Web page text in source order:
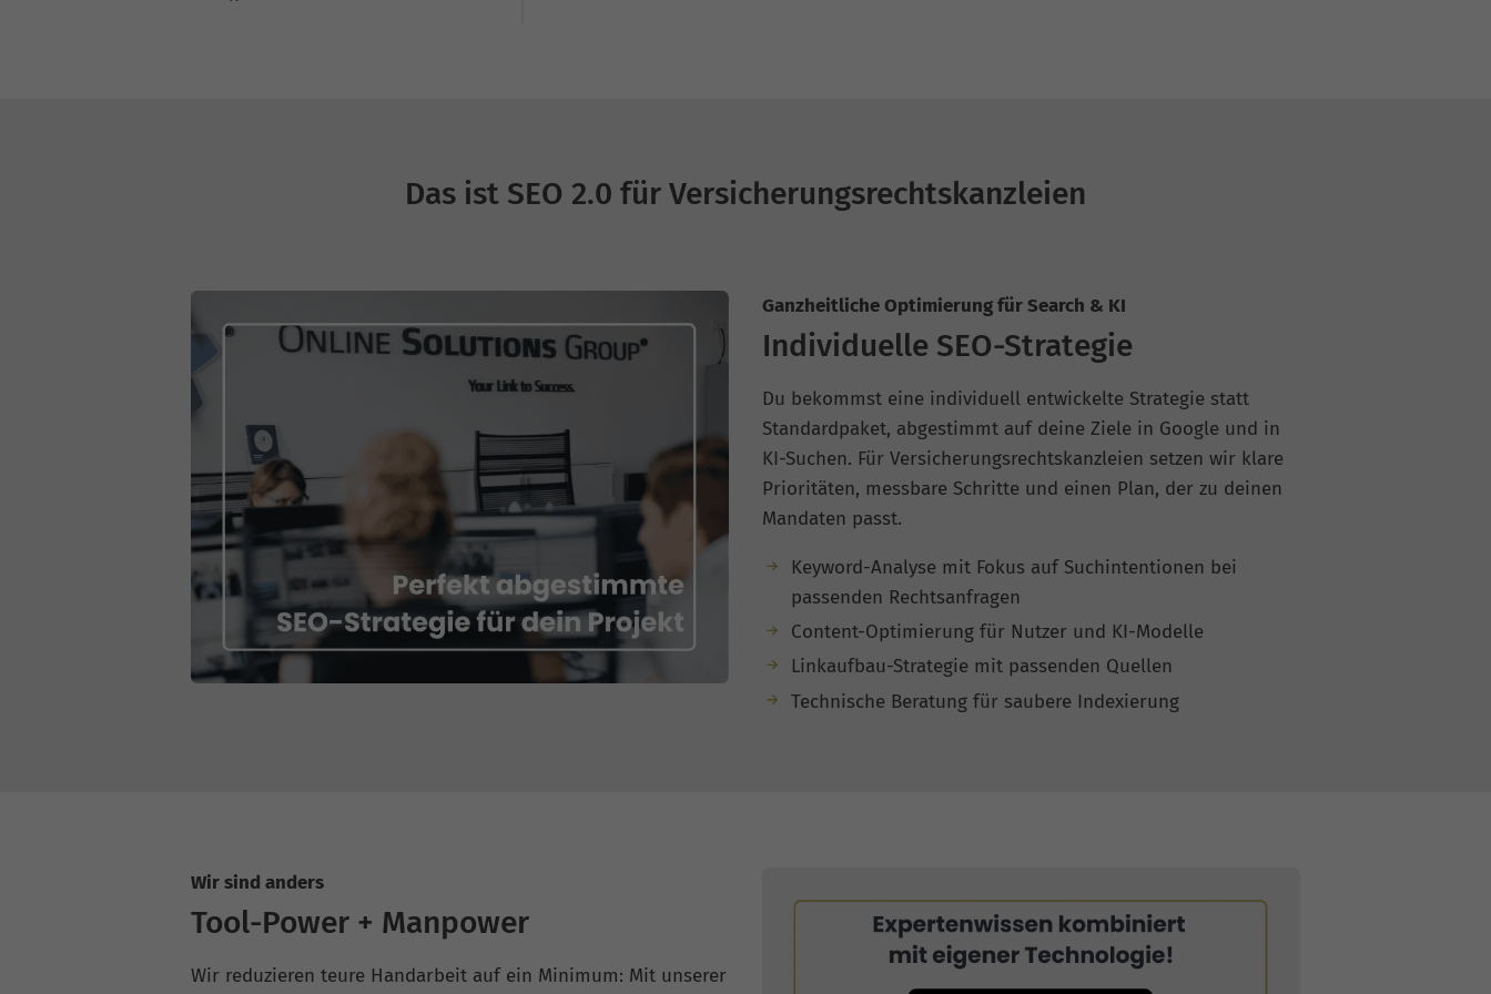
Das ist SEO 2.0 für Versicherungsrechtskanzleien
Ganzheitliche Optimierung für Search & KI
Individuelle SEO-Strategie
Du bekommst eine individuell entwickelte Strategie statt
Standardpaket, abgestimmt auf deine Ziele in Google und in
KI-Suchen. Für Versicherungsrechtskanzleien setzen wir klare
Prioritäten, messbare Schritte und einen Plan, der zu deinen
Mandaten passt.
Keyword-Analyse mit Fokus auf Suchintentionen bei
passenden Rechtsanfragen
Content-Optimierung für Nutzer und KI-Modelle
Linkaufbau-Strategie mit passenden Quellen
Technische Beratung für saubere Indexierung
Wir sind anders
Tool-Power + Manpower
Wir reduzieren teure Handarbeit auf ein Minimum: Mit unserer